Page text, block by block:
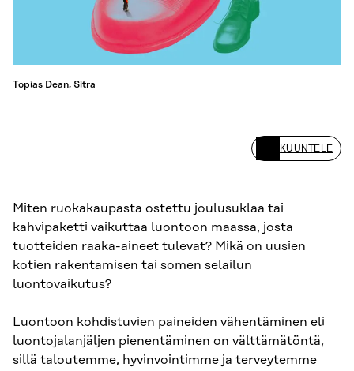
Topias Dean, Sitra
KUUNTELE
Miten ruokakaupasta ostettu joulusuklaa tai
kahvipaketti vaikuttaa luontoon maassa, josta
tuotteiden raaka-aineet tulevat? Mikä on uusien
kotien rakentamisen tai somen selailun
luontovaikutus?
Luontoon kohdistuvien paineiden vähentäminen eli
luontojalanjäljen pienentäminen on välttämätöntä,
sillä taloutemme, hyvinvointimme ja terveytemme